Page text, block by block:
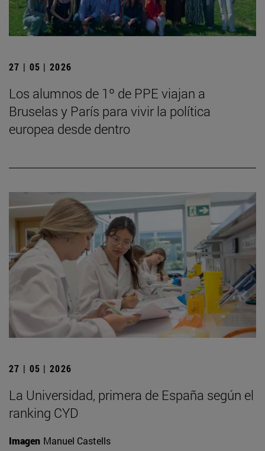
27 | 05 | 2026
Los alumnos de 1º de PPE viajan a
Bruselas y París para vivir la política
europea desde dentro
27 | 05 | 2026
La Universidad, primera de España según el
ranking CYD
Imagen Manuel Castells